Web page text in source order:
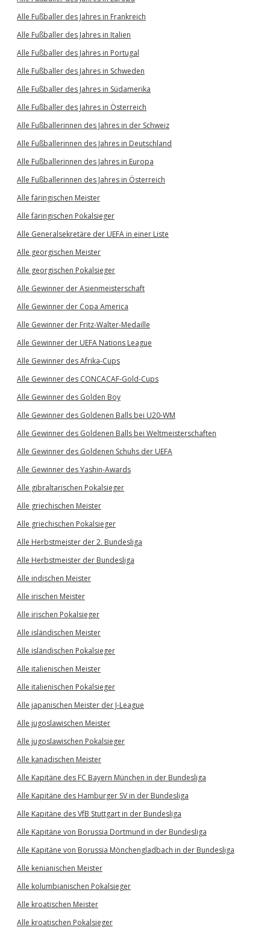
Alle Fußballer des Jahres in Frankreich
Alle Fußballer des Jahres in Italien
Alle Fußballer des Jahres in Portugal
Alle Fußballer des Jahres in Schweden
Alle Fußballer des Jahres in Südamerika
Alle Fußballer des Jahres in Österreich
Alle Fußballerinnen des Jahres in der Schweiz
Alle Fußballerinnen des Jahres in Deutschland
Alle Fußballerinnen des Jahres in Europa
Alle Fußballerinnen des Jahres in Österreich
Alle färingischen Meister
Alle färingischen Pokalsieger
Alle Generalsekretäre der UEFA in einer Liste
Alle georgischen Meister
Alle georgischen Pokalsieger
Alle Gewinner der Asienmeisterschaft
Alle Gewinner der Copa America
Alle Gewinner der Fritz-Walter-Medaille
Alle Gewinner der UEFA Nations League
Alle Gewinner des Afrika-Cups
Alle Gewinner des CONCACAF-Gold-Cups
Alle Gewinner des Golden Boy
Alle Gewinner des Goldenen Balls bei U20-WM
Alle Gewinner des Goldenen Balls bei Weltmeisterschaften
Alle Gewinner des Goldenen Schuhs der UEFA
Alle Gewinner des Yashin-Awards
Alle gibraltarischen Pokalsieger
Alle griechischen Meister
Alle griechischen Pokalsieger
Alle Herbstmeister der 2. Bundesliga
Alle Herbstmeister der Bundesliga
Alle indischen Meister
Alle irischen Meister
Alle irischen Pokalsieger
Alle isländischen Meister
Alle isländischen Pokalsieger
Alle italienischen Meister
Alle italienischen Pokalsieger
Alle japanischen Meister der J-League
Alle jugoslawischen Meister
Alle jugoslawischen Pokalsieger
Alle kanadischen Meister
Alle Kapitäne des FC Bayern München in der Bundesliga
Alle Kapitäne des Hamburger SV in der Bundesliga
Alle Kapitäne des VfB Stuttgart in der Bundesliga
Alle Kapitäne von Borussia Dortmund in der Bundesliga
Alle Kapitäne von Borussia Mönchengladbach in der Bundesliga
Alle kenianischen Meister
Alle kolumbianischen Pokalsieger
Alle kroatischen Meister
Alle kroatischen Pokalsieger